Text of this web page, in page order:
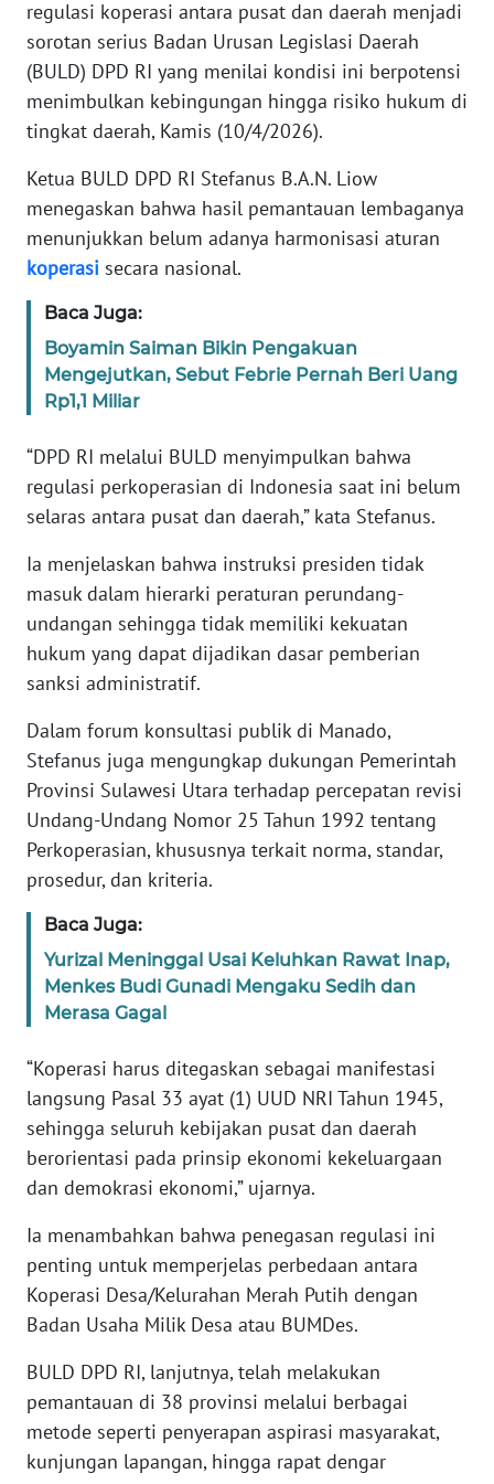
regulasi koperasi antara pusat dan daerah menjadi
sorotan serius Badan Urusan Legislasi Daerah
(BULD) DPD RI yang menilai kondisi ini berpotensi
menimbulkan kebingungan hingga risiko hukum di
tingkat daerah, Kamis (10/4/2026).
Ketua BULD DPD RI Stefanus B.A.N. Liow
menegaskan bahwa hasil pemantauan lembaganya
menunjukkan belum adanya harmonisasi aturan
koperasi secara nasional.
Baca Juga:
Boyamin Saiman Bikin Pengakuan
Mengejutkan, Sebut Febrie Pernah Beri Uang
Rp1,1 Miliar
“DPD RI melalui BULD menyimpulkan bahwa
regulasi perkoperasian di Indonesia saat ini belum
selaras antara pusat dan daerah,” kata Stefanus.
Ia menjelaskan bahwa instruksi presiden tidak
masuk dalam hierarki peraturan perundang-
undangan sehingga tidak memiliki kekuatan
hukum yang dapat dijadikan dasar pemberian
sanksi administratif.
Dalam forum konsultasi publik di Manado,
Stefanus juga mengungkap dukungan Pemerintah
Provinsi Sulawesi Utara terhadap percepatan revisi
Undang-Undang Nomor 25 Tahun 1992 tentang
Perkoperasian, khususnya terkait norma, standar,
prosedur, dan kriteria.
Baca Juga:
Yurizal Meninggal Usai Keluhkan Rawat Inap,
Menkes Budi Gunadi Mengaku Sedih dan
Merasa Gagal
“Koperasi harus ditegaskan sebagai manifestasi
langsung Pasal 33 ayat (1) UUD NRI Tahun 1945,
sehingga seluruh kebijakan pusat dan daerah
berorientasi pada prinsip ekonomi kekeluargaan
dan demokrasi ekonomi,” ujarnya.
Ia menambahkan bahwa penegasan regulasi ini
penting untuk memperjelas perbedaan antara
Koperasi Desa/Kelurahan Merah Putih dengan
Badan Usaha Milik Desa atau BUMDes.
BULD DPD RI, lanjutnya, telah melakukan
pemantauan di 38 provinsi melalui berbagai
metode seperti penyerapan aspirasi masyarakat,
kunjungan lapangan, hingga rapat dengar
Informasi
BERITA
KONTAK
INFO
IKLAN
TENTANG
KAMI
PEDOMAN
MEDIA
REDAKSI
DISCLAIMER
Wahana
News
WN
SUMUT
WN
JAKARTA
WN
JABAR
WN
NTT
WN
KEPRI
PAPUA
WN
BARAT
WN
RIAU